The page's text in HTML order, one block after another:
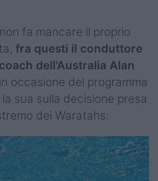
fa mancare il proprio
fra questi il conduttore
dell'Australia Alan
occasione del programma
sua sulla decisione presa
dei Waratahs: